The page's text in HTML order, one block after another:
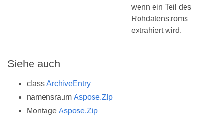
wenn ein Teil des
Rohdatenstroms
extrahiert wird.
Siehe auch
class ArchiveEntry
namensraum Aspose.Zip
Montage Aspose.Zip